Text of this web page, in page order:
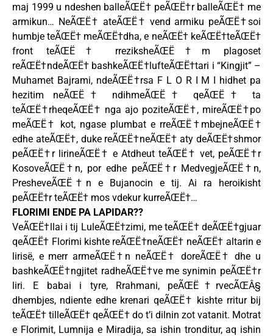
maj 1999 u ndeshen balleÃŒË† peÃŒË†r balleÃŒË† me
armikun… NeÃŒË† ateÃŒË† vend armiku peÃŒË†soi
humbje teÃŒË† meÃŒË†dha, e neÃŒË† keÃŒË†teÃŒË†
front teÃŒË† rreziksheÃŒË†m plagoset
reÃŒË†ndeÃŒË† bashkeÃŒË†lufteÃŒË†tari i “Kingjit” –
Muhamet Bajrami, ndeÃŒË†rsa F L O R I M I hidhet pa
hezitim neÃŒË† ndihmeÃŒË† qeÃŒË† ta
teÃŒË†rheqeÃŒË† nga ajo poziteÃŒË†, mireÃŒË†po
meÃŒË† kot, ngase plumbat e rreÃŒË†mbejneÃŒË†
edhe ateÃŒË†, duke reÃŒË†neÃŒË† aty deÃŒË†shmor
peÃŒË†r lirineÃŒË† e Atdheut teÃŒË† vet, peÃŒË†r
KosoveÃŒË†n, por edhe peÃŒË†r MedvegjeÃŒË†n,
PresheveÃŒË†n e Bujanocin e tij. Ai ra heroikisht
peÃŒË†r teÃŒË† mos vdekur kurreÃŒË†…
FLORIMI ENDE PA LAPIDAR??
VeÃŒË†llai i tij LuleÃŒË†zimi, me teÃŒË† deÃŒË†gjuar
qeÃŒË† Florimi kishte reÃŒË†neÃŒË† neÃŒË† altarin e
lirisë, e merr armeÃŒË†n neÃŒË† doreÃŒË† dhe u
bashkeÃŒË†ngjitet radheÃŒË†ve me synimin peÃŒË†r
liri. E babai i tyre, Rrahmani, peÃŒË†rvecÃŒÂ§
dhembjes, ndiente edhe krenari qeÃŒË† kishte rritur bij
teÃŒË† tilleÃŒË† qeÃŒË† do t’i dilnin zot vatanit. Motrat
e Florimit, Lumnija e Miradija, sa ishin tronditur, aq ishin